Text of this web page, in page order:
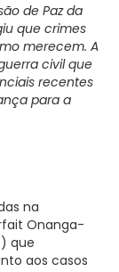
de Paz da
que crimes
merecem. A
civil que
recentes
para a
na
Onanga-
que
aos casos